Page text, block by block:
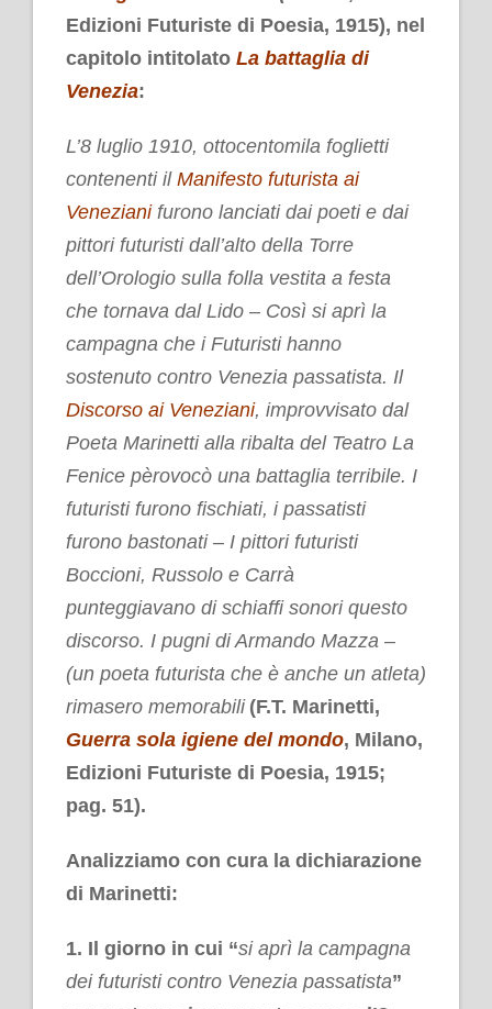
Edizioni Futuriste di Poesia, 1915), nel
capitolo intitolato La battaglia di
Venezia:
L’8 luglio 1910, ottocentomila foglietti
contenenti il Manifesto futurista ai
Venezianifurono lanciati dai poeti e dai
pittori futuristi dall’alto della Torre
dell’Orologio sulla folla vestita a festa
che tornava dal Lido – Così si aprì la
campagna che i Futuristi hanno
sostenuto contro Venezia passatista. Il
Discorso ai Veneziani, improvvisato dal
Poeta Marinetti alla ribalta del Teatro La
Fenice pèrovocò una battaglia terribile. I
futuristi furono fischiati, i passatisti
furono bastonati – I pittori futuristi
Boccioni, Russolo e Carrà
punteggiavano di schiaffi sonori questo
discorso. I pugni di Armando Mazza –
(un poeta futurista che è anche un atleta)
rimasero memorabili (F.T. Marinetti,
Guerra sola igiene del mondo, Milano,
Edizioni Futuriste di Poesia, 1915;
pag. 51).
Analizziamo con cura la dichiarazione
di Marinetti:
1. Il giorno in cui “si aprì la campagna
dei futuristi contro Venezia passatista”